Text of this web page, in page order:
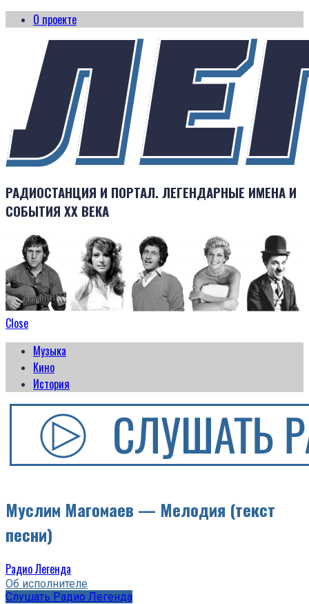
О проекте
РАДИОСТАНЦИЯ И ПОРТАЛ. ЛЕГЕНДАРНЫЕ ИМЕНА И
СОБЫТИЯ XX ВЕКА
Close
Музыка
Кино
История
Муслим Магомаев — Мелодия (текст
песни)
Радио Легенда
Об исполнителе
Слушать Радио Легенда